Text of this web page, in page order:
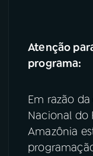
Atenção
programa:
Em razão
Nacional do
Amazônia